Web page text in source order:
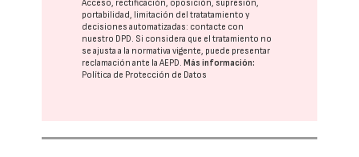
Acceso, rectificación, oposición, supresión,
portabilidad, limitación del tratatamiento y
decisiones automatizadas: contacte con
nuestro DPD. Si considera que el tratamiento no
se ajusta a la normativa vigente, puede presentar
reclamación ante laAEPD. Más información:
Política de Protección de Datos